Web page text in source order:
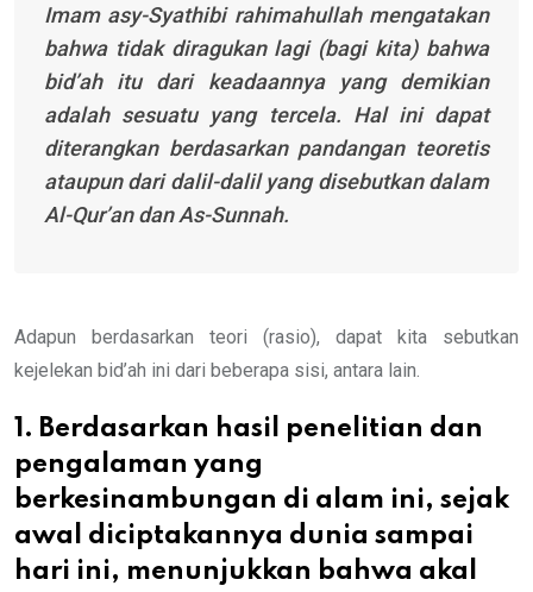
Imam asy-Syathibi rahimahullahmengatakan
bahwa tidak diragukan lagi (bagi kita) bahwa
bid’ah itu dari keadaannya yang demikian
adalah sesuatu yang tercela. Hal ini dapat
diterangkan berdasarkan pandangan teoretis
ataupun dari dalil-dalil yang disebutkan dalam
Al-Qur’an dan As-Sunnah.
Adapun berdasarkan teori (rasio), dapat kita sebutkan
kejelekan bid’ah ini dari beberapa sisi, antara lain.
1. Berdasarkan hasil penelitian dan
pengalaman yang
berkesinambungan di alam ini, sejak
awal diciptakannya dunia sampai
hari ini, menunjukkan bahwa akal